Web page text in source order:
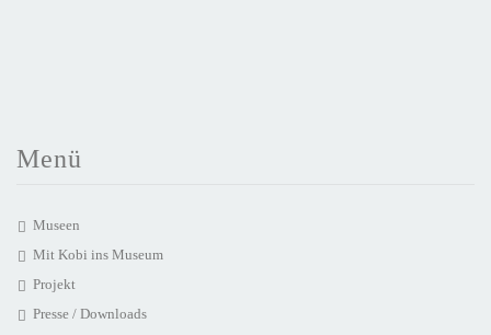
Menü
Museen
Mit Kobi ins Museum
Projekt
Presse / Downloads